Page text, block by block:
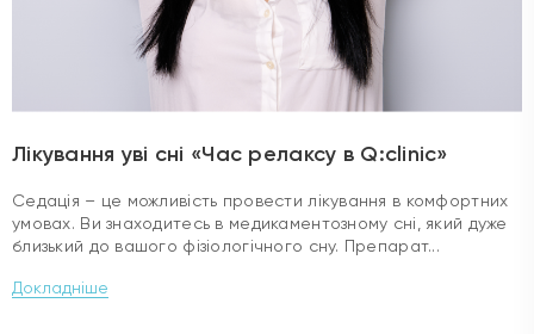
Лікування уві сні «Час релаксу в Q:clinic»
Седація – це можливість провести лікування в комфортних
умовах. Ви знаходитесь в медикаментозному сні, який дуже
близький до вашого фізіологічного сну. Препарат...
Докладніше